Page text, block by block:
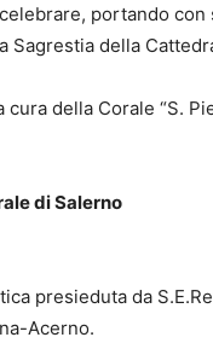
portando
Sagrestia della
della Corale “S.
di Salerno
presieduta da
Acerno.